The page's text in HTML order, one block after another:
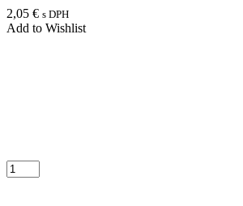
2,05 € s DPH
Add to Wishlist